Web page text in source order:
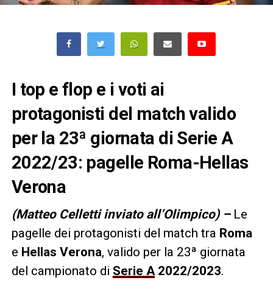
I top e flop e i voti ai
protagonisti del match valido
per la 23ª giornata di Serie A
2022/23: pagelle Roma-Hellas
Verona
(Matteo Celletti inviato all’Olimpico) –Le
pagelle dei protagonisti del match tra Roma
e Hellas Verona, valido per la 23ª giornata
del campionato di Serie A2022/2023.